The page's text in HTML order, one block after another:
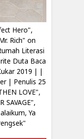
Hero",
Rich" on
Literasi
Duta Baca
2019 | |
| Penulis 25
LOVE",
SAVAGE",
Ya